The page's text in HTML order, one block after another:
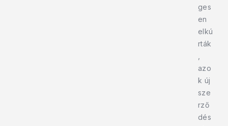
ges
en
elkú
rták
azo
k új
sze
rző
dés